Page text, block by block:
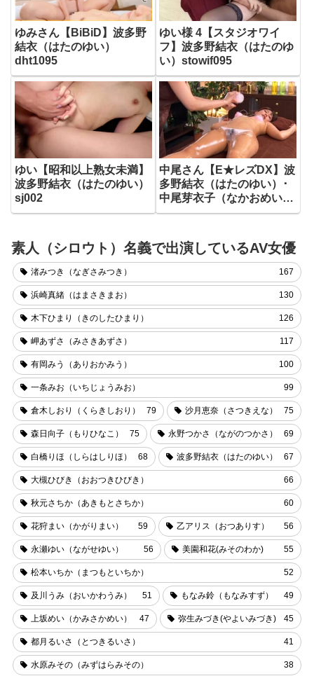
ゆみさん【BiBiD】波多野
結衣（はたのゆい）
dht1095
ゆい様 4【スタジオワイ
フ】波多野結衣（はたのゆ
い）stowif095
ゆい【昭和以上熟女未満】
波多野結衣（はたのゆい）
sj002
中尾さん【E★レズDX】波
多野結衣（はたのゆい）･
中尾芽衣子（なかおめい
こ）elzx016
素人（シロウト）名義で出演しているAV女優
渚みつき（なぎさみつき） 167
浜崎真緒（はまさきまお） 130
木下ひまり（きのしたひまり） 126
岬あずさ（みさきあずさ） 117
有岡みう（ありおかみう） 100
一条みお（いちじょうみお） 99
倉木しおり（くらきしおり） 79 沙月恵奈（さつきえな） 75
森日向子（もりひなこ） 75 永野つかさ（ながのつかさ） 69
白橋りほ（しらはしりほ） 68 波多野結衣（はたのゆい） 67
大槻ひびき（おおつきひびき） 66
秋元さちか（あきもとさちか） 60
花狩まい（かがりまい） 59 乙アリス（おつありす） 56
永瀬ゆい（ながせゆい） 56 美園和花(みそのわか) 55
松本いちか（まつもといちか） 52
及川うみ（おいかわうみ） 51 もなみ鈴（もなみすず） 49
上坂めい（かみさかめい） 47 弥生みづき(やよいみづき) 45
都月るいさ（とつきるいさ） 41
水原みその（みずはらみその） 38